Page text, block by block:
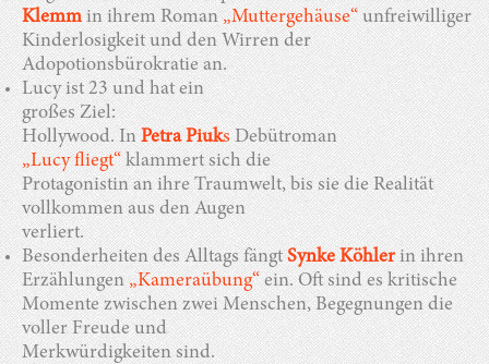
Klemm in ihrem Roman„Muttergehäuse“unfreiwilliger
Kinderlosigkeit und den Wirren der
Adopotionsbürokratie an.
Lucy ist 23 und hat ein
großes Ziel:
Hollywood. In Petra PiuksDebütroman
„Lucy fliegt“klammert sich die
Protagonistin an ihre Traumwelt, bis sie die Realität
vollkommen aus den Augen
verliert.
Besonderheiten des Alltags fängtSynke Köhlerin ihren
Erzählungen„Kameraübung“ein. Oft sind es kritische
Momente zwischen zwei Menschen, Begegnungen die
voller Freude und
Merkwürdigkeiten sind.